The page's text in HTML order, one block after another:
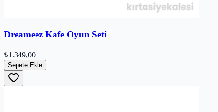
Dreameez Kafe Oyun Seti
₺1.349,00
Sepete Ekle